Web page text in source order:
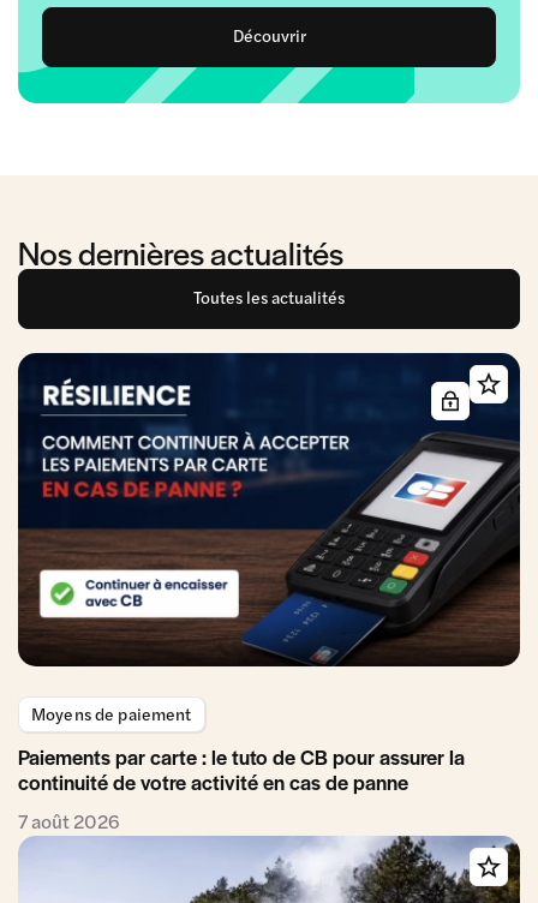
Découvrir
Nos dernières actualités
Toutes les actualités
Moyens de paiement
Paiements par carte : le tuto de CB pour assurer la
continuité de votre activité en cas de panne
7 août 2026